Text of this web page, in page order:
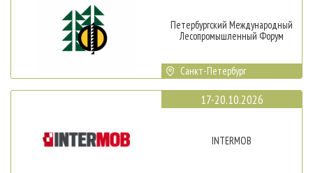
Петербургский Международный
Лесопромышленный Форум
Санкт-Петербург
17-20.10.2026
INTERMOB